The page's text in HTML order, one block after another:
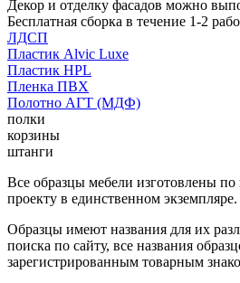
Декор и отделку фасадов можно
Бесплатная сборка в течение 1-2
ЛДСП
Пластик Alvic Luxe
Пластик HPL
Пленка ПВХ
Полотно АГТ (МДФ)
полки
корзины
штанги
Все образцы мебели изготовлены
проекту в единственном экземпляре.
Образцы имеют названия для их
поиска по сайту, все названия
зарегистрированным товарным